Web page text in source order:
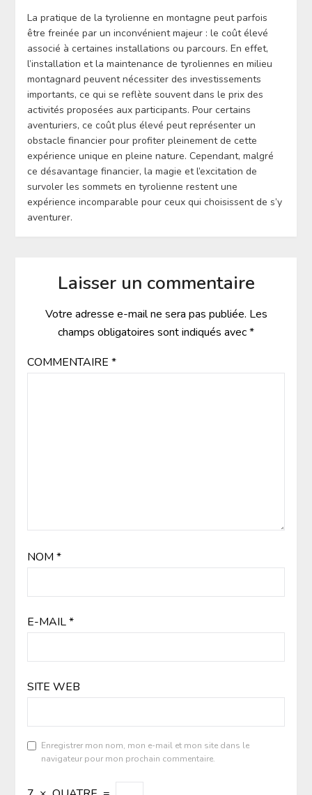
La pratique de la tyrolienne en montagne peut parfois
être freinée par un inconvénient majeur : le coût élevé
associé à certaines installations ou parcours. En effet,
l’installation et la maintenance de tyroliennes en milieu
montagnard peuvent nécessiter des investissements
importants, ce qui se reflète souvent dans le prix des
activités proposées aux participants. Pour certains
aventuriers, ce coût plus élevé peut représenter un
obstacle financier pour profiter pleinement de cette
expérience unique en pleine nature. Cependant, malgré
ce désavantage financier, la magie et l’excitation de
survoler les sommets en tyrolienne restent une
expérience incomparable pour ceux qui choisissent de s’y
aventurer.
Laisser un commentaire
Votre adresse e-mail ne sera pas publiée. Les
champs obligatoires sont indiqués avec*
COMMENTAIRE *
NOM *
E-MAIL*
SITE WEB
Enregistrer mon nom, mon e-mail et mon site dans le
navigateur pour mon prochain commentaire.